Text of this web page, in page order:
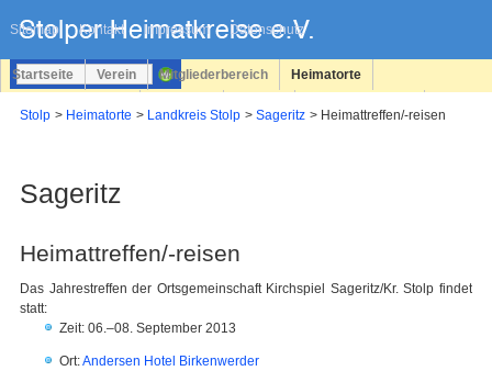
Sitemap Kontakt Impressum Datenschutz
überspringen
Startseite Verein Mitgliederbereich Heimatorte
Stolp Heimatorte Landkreis Stolp Sageritz Heimattreffen/-reisen
Sageritz
Heimattreffen/-reisen
Das Jahrestreffen der Ortsgemeinschaft Kirchspiel Sageritz/Kr. Stolp findet
statt:
Zeit: 06.–08. September 2013
Ort:Andersen Hotel Birkenwerder